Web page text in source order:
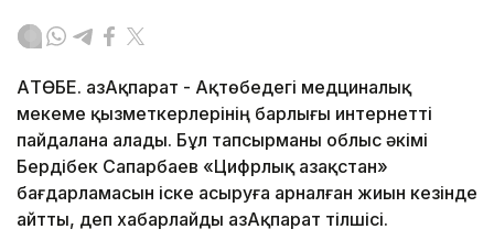
АҚТӨБЕ. ҚазАқпарат - Ақтөбедегі медциналық
мекеме қызметкерлерінің барлығы интернетті
пайдалана алады. Бұл тапсырманы облыс әкімі
Бердібек Сапарбаев «Цифрлық Қазақстан»
бағдарламасын іске асыруға арналған жиын кезінде
айтты, деп хабарлайды ҚазАқпарат тілшісі.